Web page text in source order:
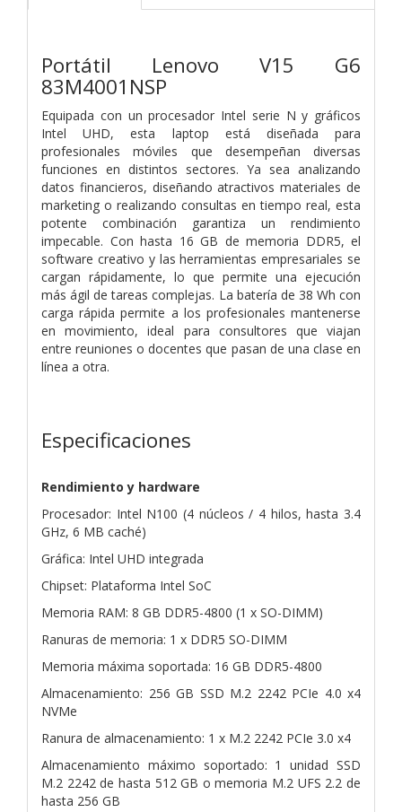
Portátil Lenovo V15 G6
83M4001NSP
Equipada con un procesador Intel serie N y gráficos
Intel UHD, esta laptop está diseñada para
profesionales móviles que desempeñan diversas
funciones en distintos sectores. Ya sea analizando
datos financieros, diseñando atractivos materiales de
marketing o realizando consultas en tiempo real, esta
potente combinación garantiza un rendimiento
impecable. Con hasta 16 GB de memoria DDR5, el
software creativo y las herramientas empresariales se
cargan rápidamente, lo que permite una ejecución
más ágil de tareas complejas. La batería de 38 Wh con
carga rápida permite a los profesionales mantenerse
en movimiento, ideal para consultores que viajan
entre reuniones o docentes que pasan de una clase en
línea a otra.
Especificaciones
Rendimiento y hardware
Procesador: Intel N100 (4 núcleos / 4 hilos, hasta 3.4
GHz, 6 MB caché)
Gráfica: Intel UHD integrada
Chipset: Plataforma Intel SoC
Memoria RAM: 8 GB DDR5-4800 (1 x SO-DIMM)
Ranuras de memoria: 1 x DDR5 SO-DIMM
Memoria máxima soportada: 16 GB DDR5-4800
Almacenamiento: 256 GB SSD M.2 2242 PCIe 4.0 x4
NVMe
Ranura de almacenamiento: 1 x M.2 2242 PCIe 3.0 x4
Almacenamiento máximo soportado: 1 unidad SSD
M.2 2242 de hasta 512 GB o memoria M.2 UFS 2.2 de
hasta 256 GB